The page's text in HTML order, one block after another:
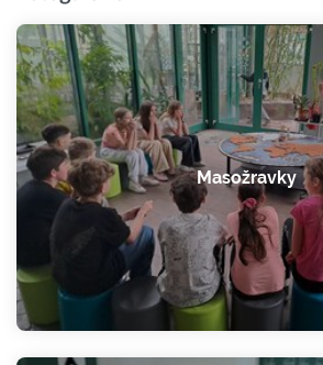
Masožravky